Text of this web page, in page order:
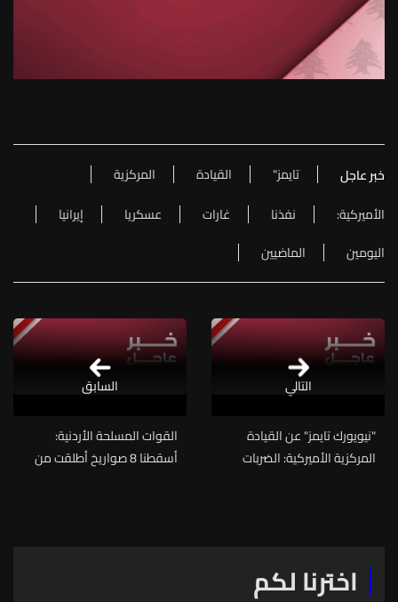
خبر عاجل تايمز" القيادة
المركزية
الأميركية:
نفذنا غارات عسكريا
إيرانيا
اليومين
الماضيين
التالي
"نيويورك تايمز" عن القيادة
المركزية الأميركية: الضربات
الساحل قرب مضيق هرمز
القوات المسلحة الأردنية:
أسقطنا 8 صواريخ أطلقت من
السابق
اخترنا لكم